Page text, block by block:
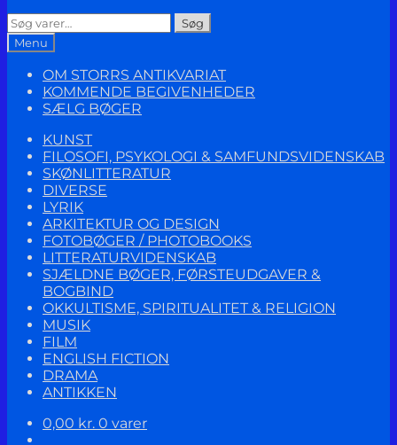
Søg
efter:
Søg
Menu
OM STORRS ANTIKVARIAT
KOMMENDE BEGIVENHEDER
SÆLG BØGER
KUNST
FILOSOFI, PSYKOLOGI & SAMFUNDSVIDENSKAB
SKØNLITTERATUR
DIVERSE
LYRIK
ARKITEKTUR OG DESIGN
FOTOBØGER / PHOTOBOOKS
LITTERATURVIDENSKAB
SJÆLDNE BØGER, FØRSTEUDGAVER &
BOGBIND
OKKULTISME, SPIRITUALITET & RELIGION
MUSIK
FILM
ENGLISH FICTION
DRAMA
ANTIKKEN
0,00 kr. 0 varer